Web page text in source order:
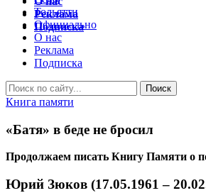
Тольятти
Официально
О нас
Реклама
Подписка
Книга памяти
«Батя» в беде не бросил
Продолжаем писать Книгу Памяти о
Юрий Зюков (17.05.1961 –
Реклама
Подписка